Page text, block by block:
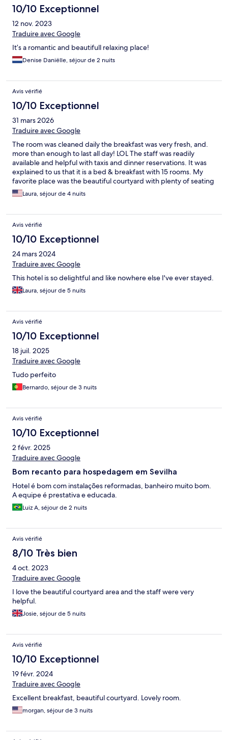
10/10 Exceptionnel
12 nov. 2023
Traduire avec Google
It’s a romantic and beautifull relaxing place!
Denise Daniëlle, séjour de 2 nuits
Avis vérifié
10/10 Exceptionnel
31 mars 2026
Traduire avec Google
The room was cleaned daily the breakfast was very fresh, and.
more than enough to last all day! LOL The staff was readily
available and helpful with taxis and dinner reservations. It was
explained to us that it is a bed & breakfast with 15 rooms. My
favorite place was the beautiful courtyard with plenty of seating
for the guests. So quaint & truly relaxing... This was a
remarkable little gem away from home. They have a small
and No-No for making a memorable one! If you're thinking
about visiting Spain, I recommend staying at this lovely
welcoming, genuine and sincere accomodation. You won't want
to leave!!!
Laura, séjour de 4 nuits
Avis vérifié
10/10 Exceptionnel
24 mars 2024
Traduire avec Google
This hotel is so delightful and like nowhere else I've ever stayed.
Laura, séjour de 5 nuits
Avis vérifié
10/10 Exceptionnel
18 juil. 2025
Traduire avec Google
Tudo perfeito
Bernardo, séjour de 3 nuits
Avis vérifié
10/10 Exceptionnel
2 févr. 2025
Traduire avec Google
Bom recanto para hospedagem em Sevilha
Hotel é bom com instalações reformadas, banheiro muito bom.
A equipe é prestativa e educada.
Luiz A, séjour de 2 nuits
Avis vérifié
8/10 Très bien
4 oct. 2023
Traduire avec Google
I love the beautiful courtyard area and the staff were very
helpful.
Josie, séjour de 5 nuits
Avis vérifié
10/10 Exceptionnel
19 févr. 2024
Traduire avec Google
Excellent breakfast, beautiful courtyard. Lovely room.
morgan, séjour de 3 nuits